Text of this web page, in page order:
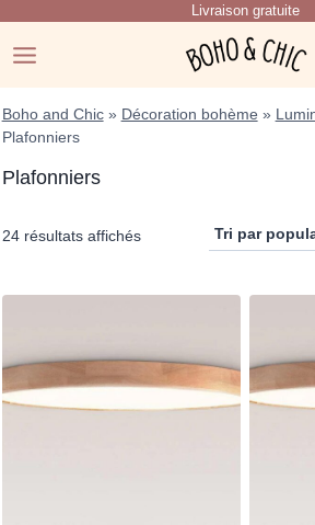
content
Livraison gratuite
Boho and Chic» Décoration bohème »
Plafonniers
Plafonniers
24 résultats affichésTrié
popularité